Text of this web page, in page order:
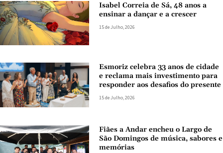
Isabel Correia de Sá, 48 anos a
ensinar a dançar e a crescer
15 de Julho, 2026
Esmoriz celebra 33 anos de cidade
e reclama mais investimento para
responder aos desafios do presente
15 de Julho, 2026
Fiães a Andar encheu o Largo de
São Domingos de música, sabores e
memórias